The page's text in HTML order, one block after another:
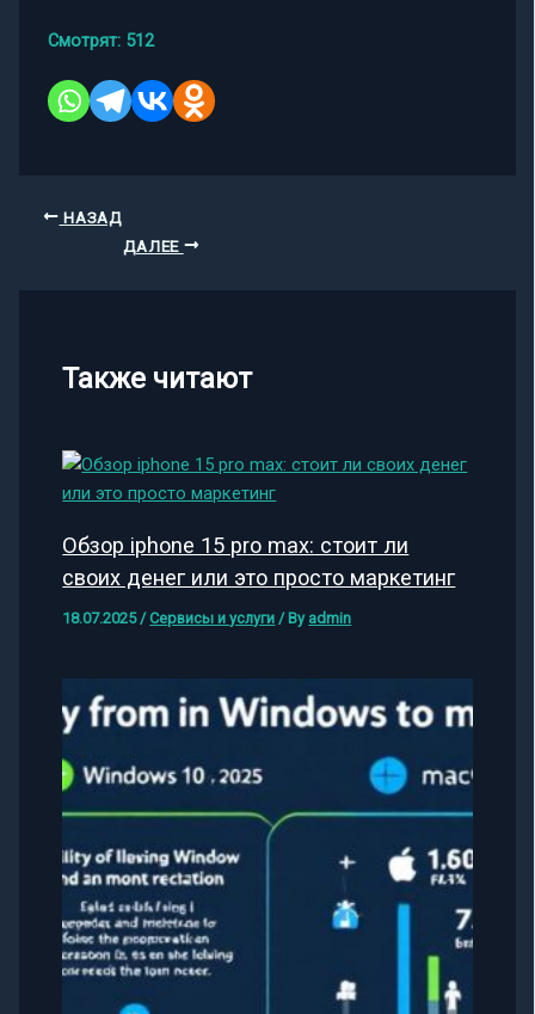
Смотрят: 512
НАЗАД
ДАЛЕЕ
Также читают
Обзор iphone 15 pro max: стоит ли
своих денег или это просто маркетинг
18.07.2025/Сервисы и услуги / By admin